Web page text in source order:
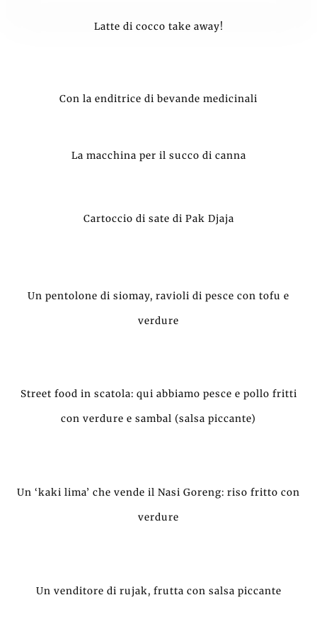
Latte di cocco take away!
Con la enditrice di bevande medicinali
La macchina per il succo di canna
Cartoccio di sate di Pak Djaja
Un pentolone di siomay, ravioli di pesce con tofu e
verdure
Street food in scatola: qui abbiamo pesce e pollo fritti
con verdure e sambal (salsa piccante)
Un ‘kaki lima’ che vende il Nasi Goreng: riso fritto con
verdure
Un venditore di rujak, frutta con salsa piccante